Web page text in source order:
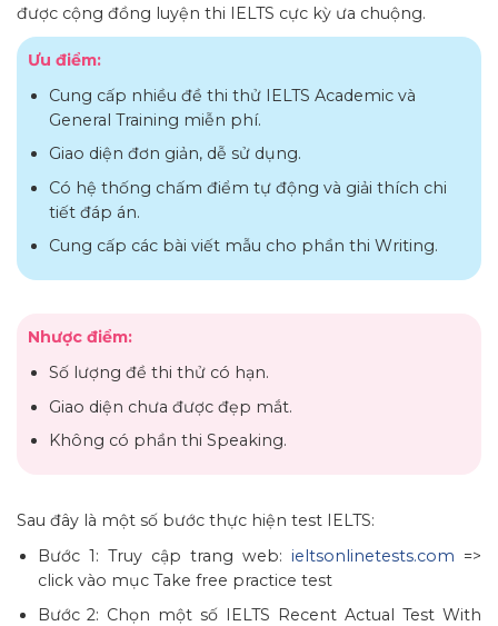
được cộng đồng luyện thi IELTS cực kỳ ưa chuộng.
Ưu điểm:
Cung cấp nhiều đề thi thử IELTS Academic và
General Training miễn phí.
Giao diện đơn giản, dễ sử dụng.
Có hệ thống chấm điểm tự động và giải thích chi
tiết đáp án.
Cung cấp các bài viết mẫu cho phần thi Writing.
Nhược điểm:
Số lượng đề thi thử có hạn.
Giao diện chưa được đẹp mắt.
Không có phần thi Speaking.
Sau đây là một số bước thực hiện test IELTS:
Bước 1: Truy cập trang web: ieltsonlinetests.com =>
click vào mục Take free practice test
Bước 2: Chọn một số IELTS Recent Actual Test With